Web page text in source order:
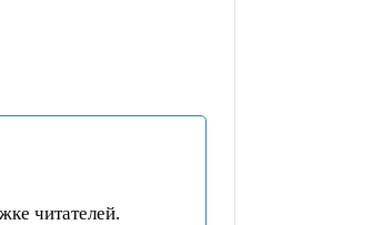
читателей.